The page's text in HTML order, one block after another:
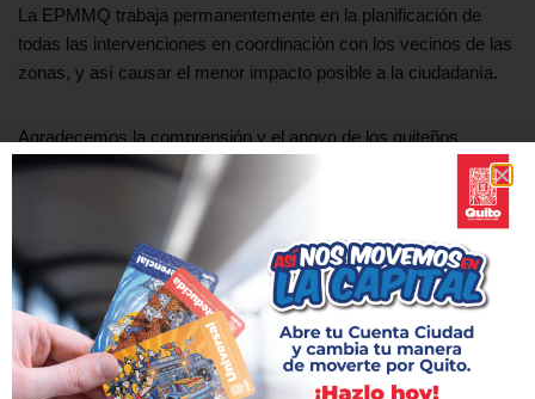
La EPMMQ trabaja permanentemente en la planificación de
todas las intervenciones en coordinación con los vecinos de las
zonas, y así causar el menor impacto posible a la ciudadanía.
Agradecemos la comprensión y el apoyo de los quiteños
durante la fase de construcción del Metro de Quito, la obra de
infraestructura vial más importante en la historia de la ciudad.
ANTERIOR
Tuneladora Luz de América
llegó a la estación La
Magdalena
SIGUIENTE
Cierre de un día en un tramo
de la calle Sucre